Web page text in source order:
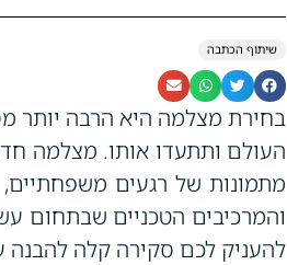
שיתוף הכתבה
בחירת מצלמה היא הרבה יותר
העולם ותתעדו אותו. מצלמה
מתמונות של רגעים
והמרכיבים הטכניים שבתחום
להעניק לכם סקירה קלה להבנה